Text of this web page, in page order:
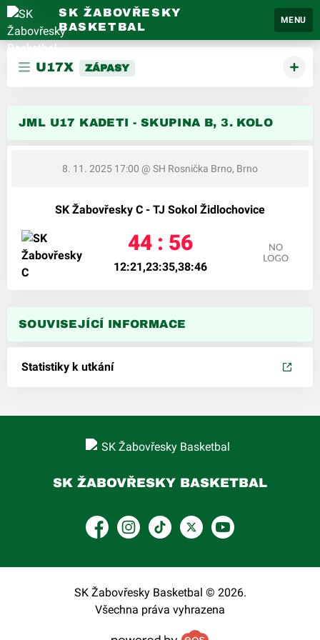
SK ŽABOVŘESKY
BASKETBAL
MENU
U17X ZÁPASY
JML U17 KADETI - SKUPINA B, 3. KOLO
8. 11. 2025 17:00 @ SH Rosnička Brno, Brno
SK Žabovřesky C - TJ Sokol Židlochovice
44 : 56
12:21,23:35,38:46
SOUVISEJÍCÍ INFORMACE
Statistiky k utkání
SK ŽABOVŘESKY BASKETBAL
FacebookInstagram
TikTokPlatform X
YouTube
SK Žabovřesky Basketbal © 2026.
Všechna práva vyhrazena